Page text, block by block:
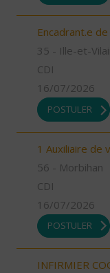
Encadrant.e
35 - Ille-et-
CDI
16/07/2026
POSTULER
1 Auxiliaire de
56 - Morbihan
CDI
16/07/2026
POSTULER
INFIRMIER